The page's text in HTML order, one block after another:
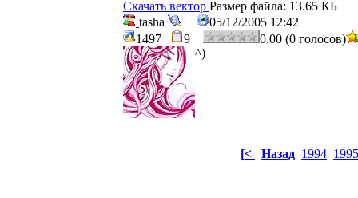
Скачать вектор Размер файла: 13.65 КБ
tasha
05/12/2005 12:42
1497
9
0.00 (0 голосов)
^)
[< Назад 1994 1995